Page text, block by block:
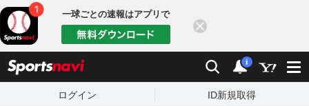
一球ごとの速報はアプリで
検索 通知
i
ログイン ID新規取得